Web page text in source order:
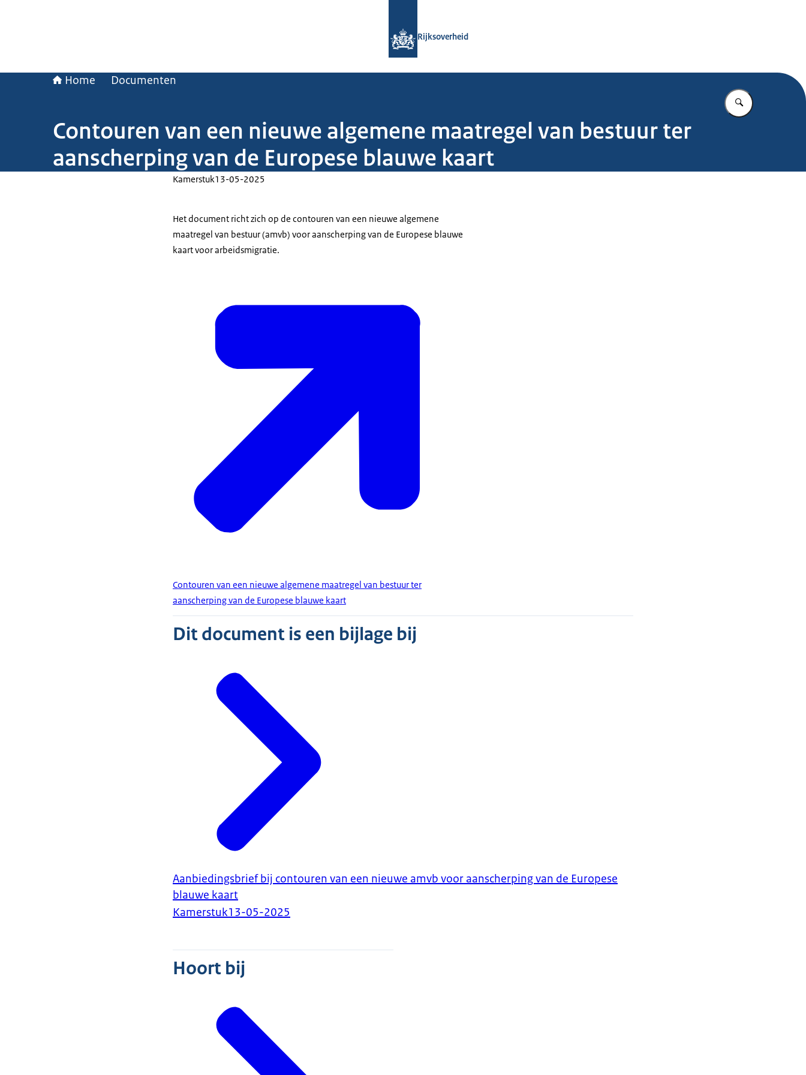
Rijksoverheid
Home Documenten
Vul in wat u
Contouren van een nieuwe algemene maatregel van bestuur ter
aanscherping van de Europese blauwe kaart
Kamerstuk13-05-2025
Het document richt zich op de contouren van een nieuwe algemene
maatregel van bestuur (amvb) voor aanscherping van de Europese blauwe
kaart voor arbeidsmigratie.
Contouren van een nieuwe algemene maatregel van bestuur ter
aanscherping van de Europese blauwe kaart
Dit document is een bijlage bij
Aanbiedingsbrief bij contouren van een nieuwe amvb voor aanscherping van de Europese
blauwe kaart
Kamerstuk13-05-2025
Hoort bij